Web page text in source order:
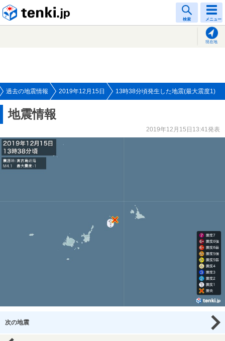
検索 メニュー
現在地
過去の地震情報 2019年12月15日 13時38分頃発生した地震(最大震度1)
地震情報
2019年12月15日13:41発表
次の地震